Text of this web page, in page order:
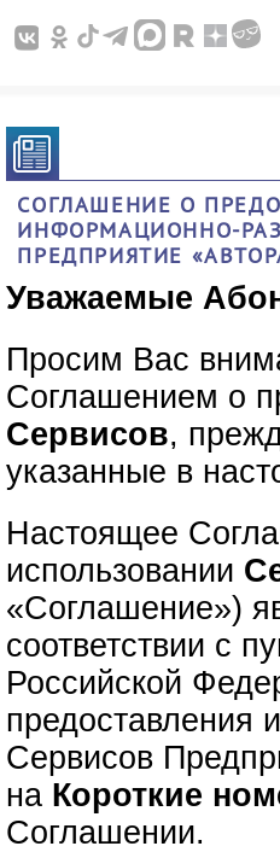
СОГЛАШЕНИЕ О
ИНФОРМАЦИОННО-
ПРЕДПРИЯТИЕ
Уважаемые
Просим Вас
Соглашением о
Сервисов,
указанные в
Настоящее
использовании
«Соглашение»)
соответствии с
Российской
предоставления
Сервисов
на Короткие
Соглашении.